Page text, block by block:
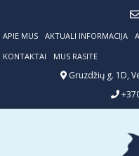
content
APIE MUS AKTUALI INFORMACIJA
KONTAKTAI
MUS RASITE
Gruzdžių g. 1D,